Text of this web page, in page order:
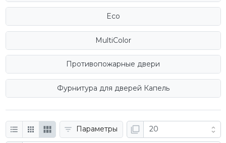
Eco
MultiColor
Противопожарные двери
Фурнитура для дверей Капель
Параметры